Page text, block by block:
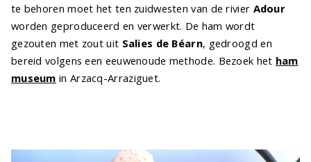
te behoren moet het ten zuidwesten van de rivier Adour
worden geproduceerd en verwerkt. De ham wordt
gezouten met zout uit Salies de Béarn, gedroogd en
bereid volgens een eeuwenoude methode. Bezoek het ham
museum in Arzacq-Arraziguet.